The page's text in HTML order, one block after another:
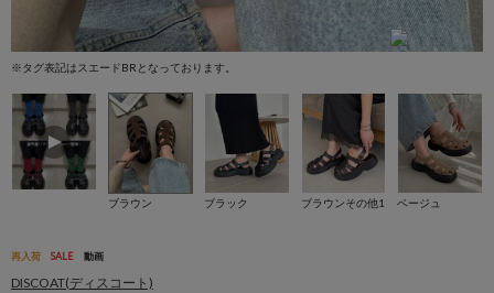
※タグ表記はスエードBRとなっております。
ブラウン ブラック ブラウンその他1 ベージュ
再入荷 SALE 動画
DISCOAT(ディスコート)